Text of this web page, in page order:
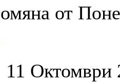
от
Октомври